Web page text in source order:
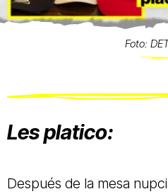
Foto:
Les platico:
Después de la mesa